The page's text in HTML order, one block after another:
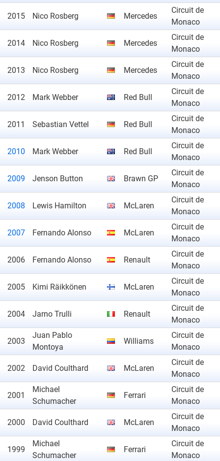
2015 Nico Rosberg Mercedes
Circuit de
Monaco
2014 Nico Rosberg Mercedes
Circuit de
Monaco
2013 Nico Rosberg Mercedes
Circuit de
Monaco
2012 Mark Webber Red Bull
Circuit de
Monaco
2011 Sebastian Vettel Red Bull
Circuit de
Monaco
2010 Mark Webber Red Bull
Circuit de
Monaco
2009 Jenson Button Brawn GP
Circuit de
Monaco
2008 Lewis Hamilton McLaren
Circuit de
Monaco
2007 Fernando Alonso McLaren
Circuit de
Monaco
2006 Fernando Alonso Renault
Circuit de
Monaco
2005 Kimi Räikkönen McLaren
Circuit de
Monaco
2004 Jarno Trulli Renault
Circuit de
Monaco
2003
Juan Pablo
Montoya
Williams
Circuit de
Monaco
2002 David Coulthard McLaren
Circuit de
Monaco
2001
Michael
Schumacher
Ferrari
Circuit de
Monaco
2000 David Coulthard McLaren
Circuit de
Monaco
1999
Michael
Schumacher
Ferrari
Circuit de
Monaco